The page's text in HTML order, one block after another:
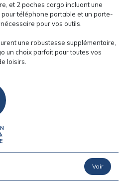
et 2 poches cargo incluant une
téléphone portable et un porte-
pour vos outils.
une robustesse supplémentaire,
un choix parfait pour toutes vos
loisirs.